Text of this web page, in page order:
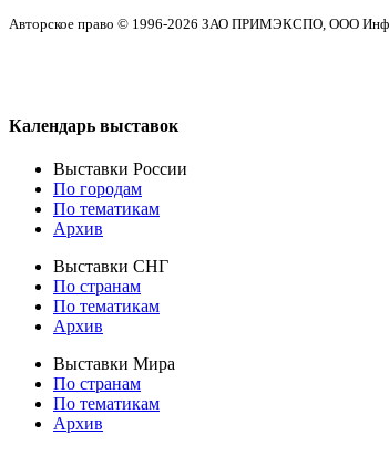
Авторское право © 1996-2026 ЗАО ПРИМЭКСПО, ООО
Календарь выставок
Выставки России
По городам
По тематикам
Архив
Выставки СНГ
По странам
По тематикам
Архив
Выставки Мира
По странам
По тематикам
Архив